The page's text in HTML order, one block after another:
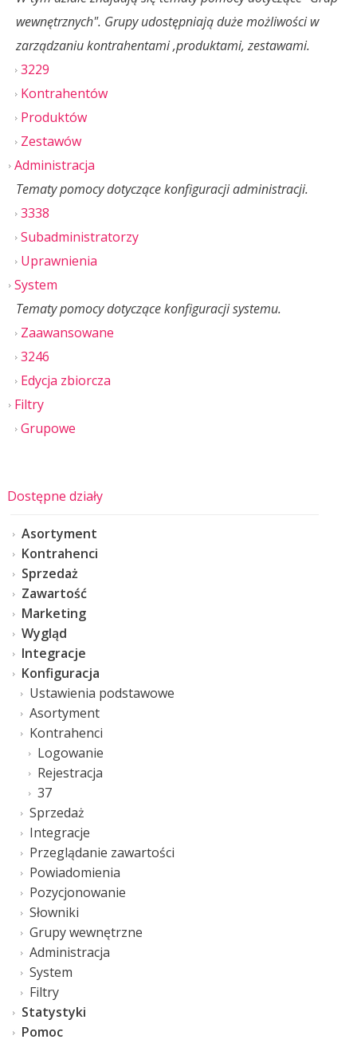
Dostępne działy
Asortyment
Kontrahenci
Sprzedaż
Zawartość
Marketing
Wygląd
Integracje
Konfiguracja
Ustawienia podstawowe
Asortyment
Kontrahenci
Logowanie
Rejestracja
37
Sprzedaż
Integracje
Przeglądanie zawartości
Powiadomienia
Pozycjonowanie
Słowniki
Grupy wewnętrzne
Administracja
System
Filtry
Statystyki
Pomoc
wewnętrznych". Grupy udostępniają duże możliwości w
zarządzaniu kontrahentami ,produktami, zestawami.
3229
Kontrahentów
Produktów
Zestawów
Administracja
Tematy pomocy dotyczące konfiguracji administracji.
3338
Subadministratorzy
Uprawnienia
System
Tematy pomocy dotyczące konfiguracji systemu.
Zaawansowane
3246
Edycja zbiorcza
Filtry
Grupowe